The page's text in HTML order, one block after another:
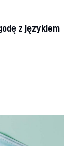
z językiem